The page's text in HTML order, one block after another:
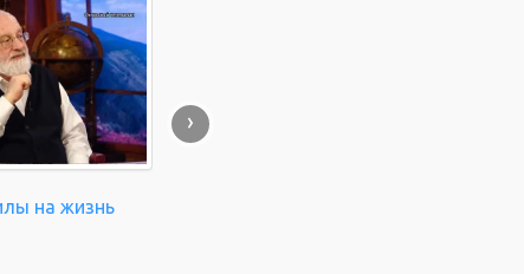
на жизнь
›